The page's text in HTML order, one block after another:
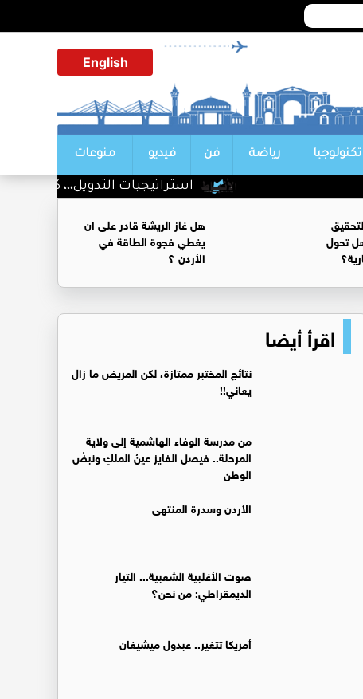
English
تكنولوجيا رياضة فن فيديو منوعات
استراتيجيات التدويل،،، كيف تتحول
تحول
هل غاز الريشة قادر على ان
يغطي فجوة الطاقة في
الأردن ؟
اقرأ أيضا
نتائج المختبر ممتازة، لكن المريض ما زال
يعاني!!
من مدرسة الوفاء الهاشمية إلى ولاية
المرحلة.. فيصل الفايز عينُ الملكِ ونبضُ
الوطن
الأردن وسدرة المنتهى
صوت الأغلبية الشعبية... التيار
الديمقراطي: من نحن؟
أمريكا تتغير.. عبدول ميشيغان